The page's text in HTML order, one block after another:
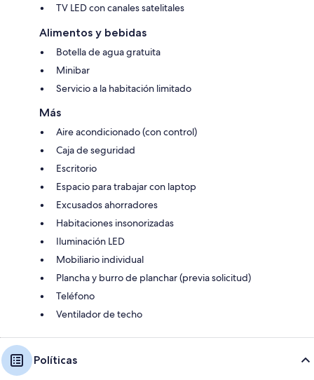
TV LED con canales satelitales
Alimentos y bebidas
Botella de agua gratuita
Minibar
Servicio a la habitación limitado
Más
Aire acondicionado (con control)
Caja de seguridad
Escritorio
Espacio para trabajar con laptop
Excusados ahorradores
Habitaciones insonorizadas
Iluminación LED
Mobiliario individual
Plancha y burro de planchar (previa solicitud)
Teléfono
Ventilador de techo
Políticas